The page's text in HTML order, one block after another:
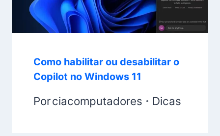
Como habilitar ou desabilitar o
Copilot no Windows 11
Porciacomputadores Dicas